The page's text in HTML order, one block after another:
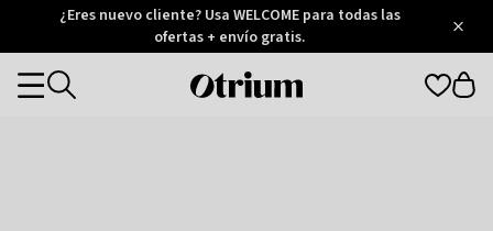
Otrium
Trustpilot
¿Eres nuevo cliente? Usa WELCOME para todas las
ofertas + envío gratis.
Otrium
Categories